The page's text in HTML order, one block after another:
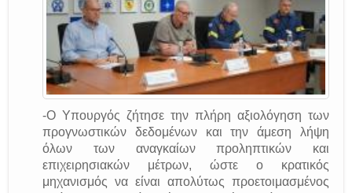
-Ο Υπουργός ζήτησε την πλήρη αξιολόγηση των
προγνωστικών δεδομένων και την άμεση λήψη
όλων των αναγκαίων προληπτικών και
επιχειρησιακών μέτρων, ώστε ο κρατικός
μηχανισμός να είναι απολύτως προετοιμασμένος